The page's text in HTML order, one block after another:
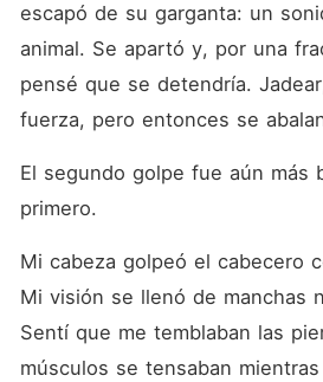
escapó de su garganta: un
animal. Se apartó y, por una
pensé que se detendría.
fuerza, pero entonces se
El segundo golpe fue aún más
primero.
Mi cabeza golpeó el cabecero
Mi visión se llenó de manchas
Sentí que me temblaban las
músculos se tensaban